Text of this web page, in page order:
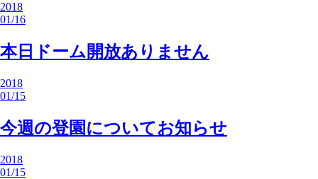
2018
01/16
本日ドーム開放ありません
2018
01/15
今週の登園についてお知らせ
2018
01/15